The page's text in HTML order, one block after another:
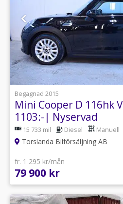
Begagnad 2015
Mini Cooper D 116hk
1103:-| Nyservad
15 733 mil Diesel Manuell
Torslanda Bilförsäljning AB
fr. 1 295 kr/mån
79 900 kr